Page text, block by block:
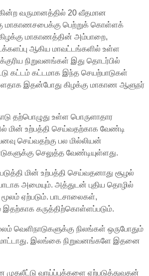
வருமானத்தில் 20 வீதமான
மாகாணசபைக்கு பெற்றுக் கொள்ளக்
மாகாணத்தின் அம்பாறை,
ஆகிய மாவட்டங்களில் உள்ள
நிறுவனங்கள் இது தொடர்பில்
கட்டம் கட்டமாக இந்த செயற்பாடுகள்
இதன்போது கிழக்கு மாகாண ஆளுநர்
தற்பொழுது உள்ள பொருளாதார
மின் உற்பத்தி செய்வதற்காக வேண்டி
செய்வதற்கு பல மில்லியன்
செலுத்த வேண்டியுள்ளது.
மின் உற்பத்தி செய்வதனாது சூழல்
அமையும். அத்துடன் புதிய தொழில்
ஏற்படும். பாடசாலைகள்,
கருத்திற்கொள்ளப்படும்.
வெளிநாடுகளுக்கு நிலங்கள் ஒருபோதும்
இலங்கை நிறுவனங்களே இதனை
முதலீட்டு வாய்ப்புக்களை ஏற்படுத்துவதன்